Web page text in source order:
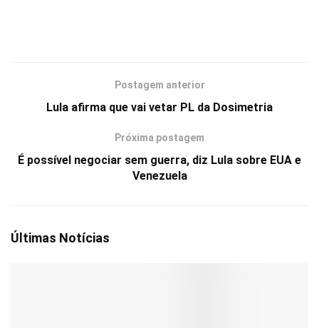
Postagem anterior
Lula afirma que vai vetar PL da Dosimetria
Próxima postagem
É possível negociar sem guerra, diz Lula sobre EUA e
Venezuela
Últimas Notícias